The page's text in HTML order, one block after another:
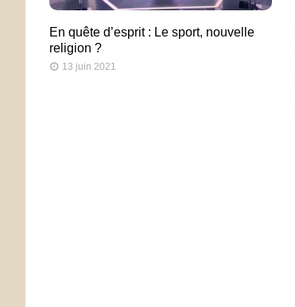
En quête d’esprit : Le sport, nouvelle
religion ?
13 juin 2021